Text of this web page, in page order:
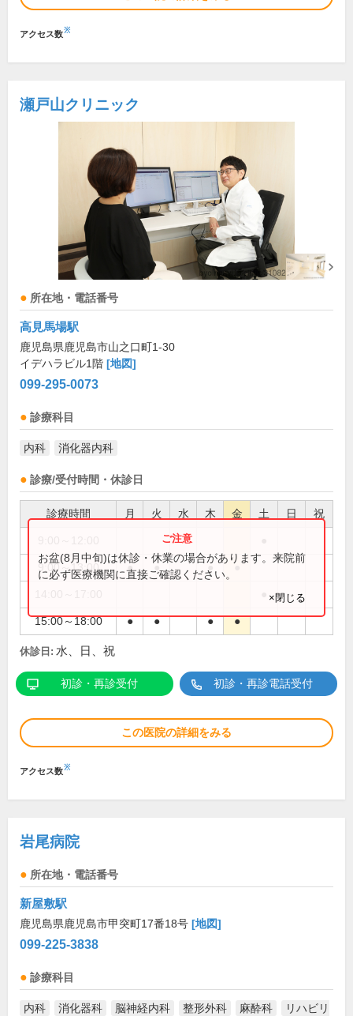
アクセス数※
瀬戸山クリニック
所在地・電話番号
高見馬場駅
鹿児島県鹿児島市山之口町1-30
イデハラビル1階 [地図]
099-295-0073
診療科目
内科 消化器内科
診療/受付時間・休診日
診療時間 月 火 水 木 金 土 日 祝
9:00～13:00 ● ● ● ●
15:00～18:00 ● ● ● ●
お盆(8月中旬)は休診・休業の場合があります。来院前
に必ず医療機関に直接ご確認ください。
×閉じる
休診日: 水、日、祝
初診・再診受付 初診・再診電話受付
この医院の詳細をみる
アクセス数※
岩尾病院
所在地・電話番号
新屋敷駅
鹿児島県鹿児島市甲突町17番18号 [地図]
099-225-3838
診療科目
内科 消化器科 脳神経内科 整形外科 麻酔科
リハビリ